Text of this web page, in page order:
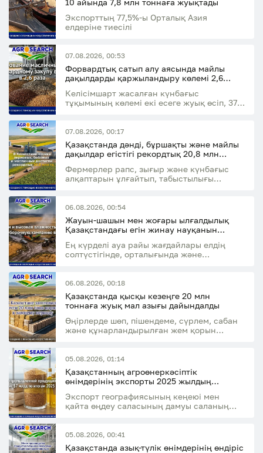
Экспорттың 77,5%-ы Орталық Азия
елдеріне тиесілі
07.08.2026, 00:53
Форвардтық сатып алу аясында майлы
дақылдарды қаржыландыру көлемі 2,6
Келісімшарт жасалған күнбағыс
тұқымының көлемі екі есеге жуық өсіп, 37,8
07.08.2026, 00:17
Қазақстанда дәнді, бұршақты және майлы
дақылдар егістігі рекордтық 20,8 млн
Фермерлер рапс, зығыр және күнбағыс
алқаптарын ұлғайтып, табыстылығы
06.08.2026, 00:54
Жауын-шашын мен жоғары ылғалдылық
Қазақстандағы егін жинау науқанын
Ең күрделі ауа райы жағдайлары елдің
солтүстігінде, орталығында және
06.08.2026, 00:18
Қазақстанда қысқы кезеңге 20 млн
тоннаға жуық мал азығы дайындалды
Өңірлерде шөп, пішендеме, сүрлем, сабан
және құнарландырылған жем қорын
05.08.2026, 01:14
Қазақстанның агроөнеркәсіптік
өнімдерінің экспорты 2025 жылдың
долларына жетті
Экспорт географиясының кеңеюі мен
қайта өңдеу саласының дамуы саланың
05.08.2026, 00:41
Қазақстанда азық-түлік өнімдерінің өндіріс